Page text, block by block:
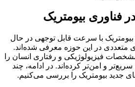
فناوری بیومتریک
با سرعت قابل توجهی در حال
متعددی در این حوزه معرفی شده‌اند.
مشخصات فیزیولوژیکی و رفتاری انسان را
و امن‌تر کرده‌اند. در ادامه، چند
جدید بیومتریک را بررسی می‌کنیم.